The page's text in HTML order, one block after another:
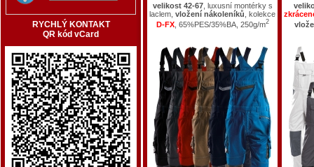
RYCHLÝ KONTAKT
QR kód vCard
velikost 42-67, luxusní montérky s
laclem, vložení nákoleníků , kolekce
D-FX, 65%PES/35%BA, 250g/m2